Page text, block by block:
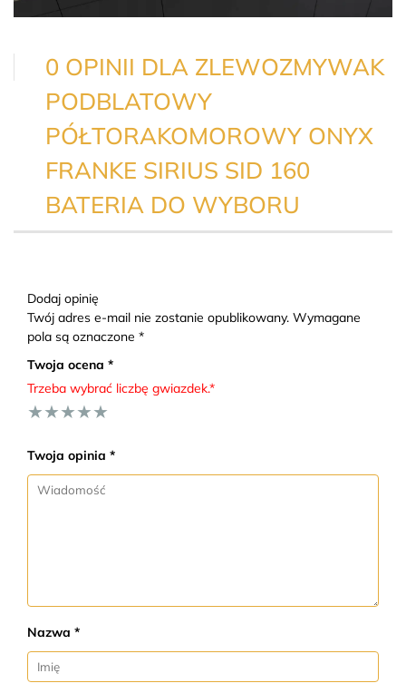
0 OPINII DLA ZLEWOZMYWAK
PODBLATOWY
PÓŁTORAKOMOROWY ONYX
FRANKE SIRIUS SID 160
BATERIA DO WYBORU
Dodaj opinię
Twój adres e-mail nie zostanie opublikowany. Wymagane
pola są oznaczone *
Twoja ocena *
Trzeba wybrać liczbę gwiazdek.*
★
★
★
★
★
Twoja opinia *
Nazwa *